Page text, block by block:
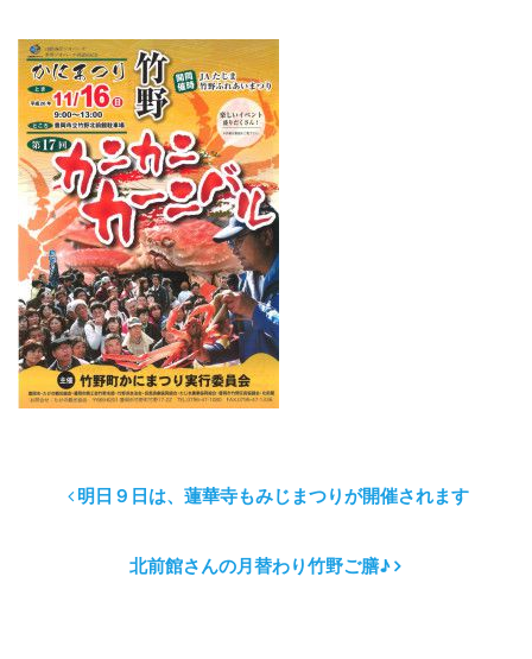
明日９日は、蓮華寺もみじまつりが開催されます
北前館さんの月替わり竹野ご膳♪